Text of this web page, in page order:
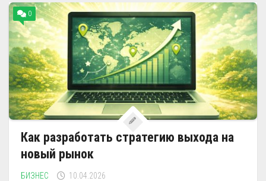
0
Как разработать стратегию выхода на
новый рынок
БИЗНЕС 10.04.2026